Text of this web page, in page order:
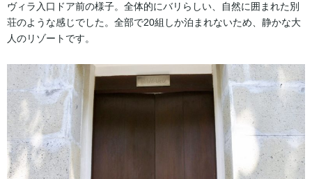
ヴィラ入口ドア前の様子。全体的にバリらしい、自然に囲まれた別
荘のような感じでした。全部で20組しか泊まれないため、静かな大
人のリゾートです。